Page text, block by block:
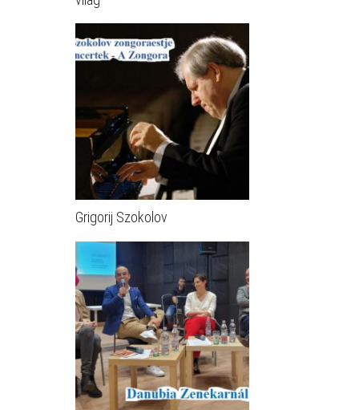
Grigorij Szokolov